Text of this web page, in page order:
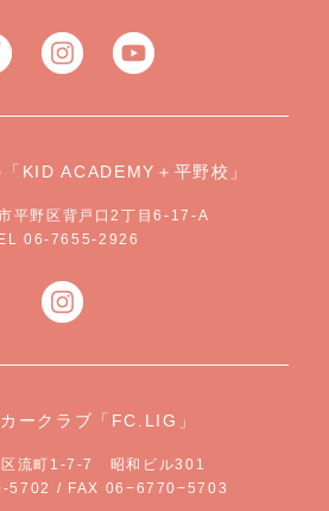
KID ACADEMY＋平野校」
平野区背戸口2丁目6-17-A
06-7655-2926
ークラブ「FC.LIG」
区流町1-7-7 昭和ビル301
5702 / FAX 06−6770−5703